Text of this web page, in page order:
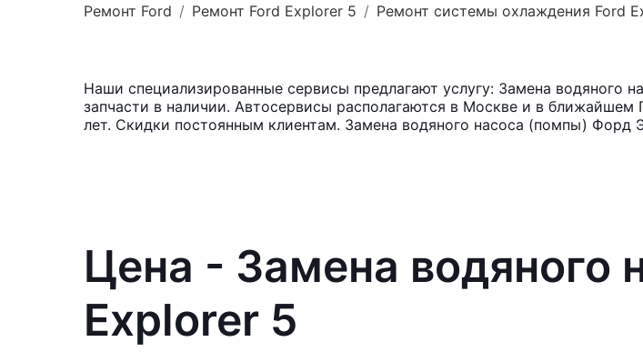
Ремонт Ford Ремонт Ford Explorer 5 Ремонт системы охлаждения Ford
Наши специализированные сервисы предлагают услугу: Замена водяного
запчасти в наличии. Автосервисы располагаются в Москве и в
лет. Скидки постоянным клиентам. Замена водяного насоса (помпы) Форд
Цена - Замена водяного
Explorer 5